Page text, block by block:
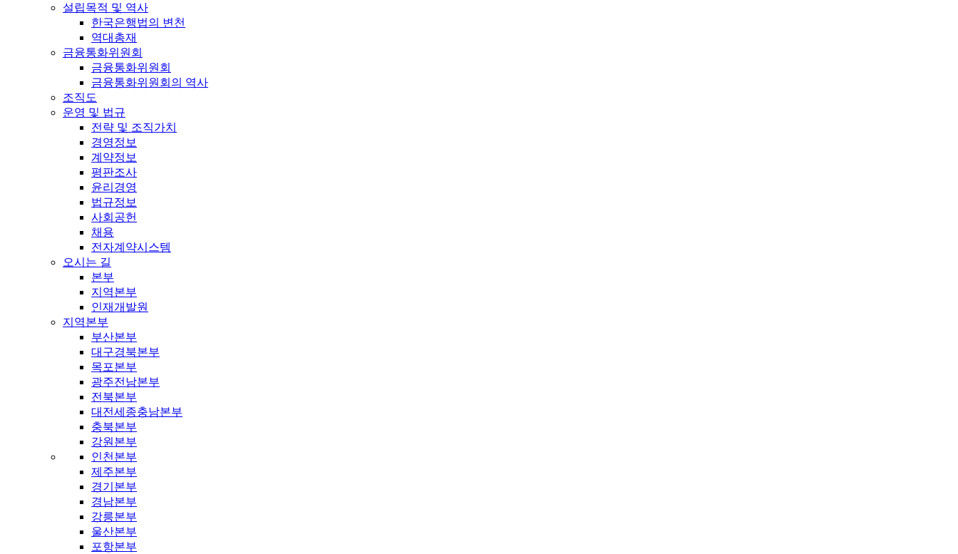
설립목적 및 역사
한국은행법의 변천
역대총재
금융통화위원회
금융통화위원회
금융통화위원회의 역사
조직도
운영 및 법규
전략 및 조직가치
경영정보
계약정보
평판조사
윤리경영
법규정보
사회공헌
채용
전자계약시스템
오시는 길
본부
지역본부
인재개발원
지역본부
부산본부
대구경북본부
목포본부
광주전남본부
전북본부
대전세종충남본부
충북본부
강원본부
인천본부
제주본부
경기본부
경남본부
강릉본부
울산본부
포항본부